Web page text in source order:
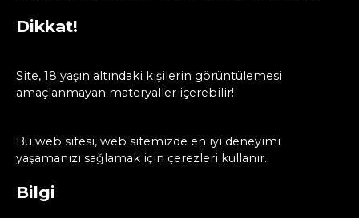
Dikkat!
Site, 18 yaşın altındaki kişilerin görüntülemesi
amaçlanmayan materyaller içerebilir!
Bu web sitesi, web sitemizde en iyi deneyimi
yaşamanızı sağlamak için çerezleri kullanır.
Bilgi